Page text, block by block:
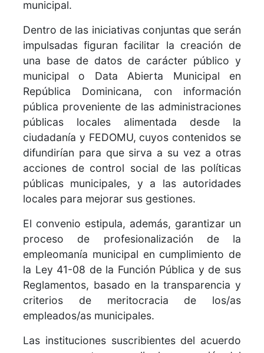
municipal.
Dentro de las iniciativas conjuntas que serán
impulsadas figuran facilitar la creación de
una base de datos de carácter público y
municipal o Data Abierta Municipal en
República Dominicana, con información
pública proveniente de las administraciones
públicas locales alimentada desde la
ciudadanía y FEDOMU, cuyos contenidos se
difundirían para que sirva a su vez a otras
acciones de control social de las políticas
públicas municipales, y a las autoridades
locales para mejorar sus gestiones.
El convenio estipula, además, garantizar un
proceso de profesionalización de la
empleomanía municipal en cumplimiento de
la Ley 41-08 de la Función Pública y de sus
Reglamentos, basado en la transparencia y
criterios de meritocracia de los/as
empleados/as municipales.
Las instituciones suscribientes del acuerdo